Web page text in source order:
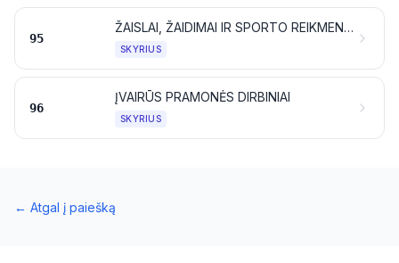
95
ŽAISLAI, ŽAIDIMAI IR SPORTO REIKMENYS; JŲ DALYS IR REIKMENYS
SKYRIUS
96
ĮVAIRŪS PRAMONĖS DIRBINIAI
SKYRIUS
← Atgal į paiešką